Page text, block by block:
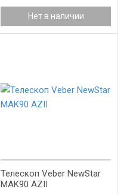
Нет в наличии
Телескоп Veber NewStar
MAK90 AZII